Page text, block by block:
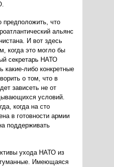
предположить, что
альянс
И вот здесь
когда это могло бы
секретарь НАТО
какие-либо конкретные
о том, что в
зависеть не от
условий.
когда на сто
в готовности армии
поддерживать
ухода НАТО из
Имеющаяся